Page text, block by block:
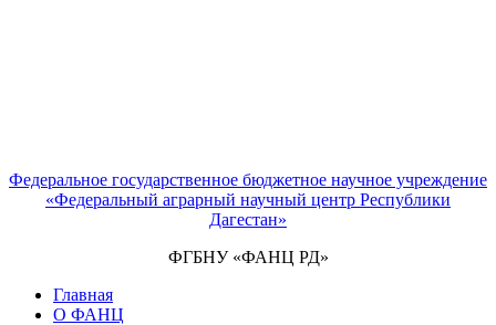
Федеральное государственное бюджетное научное учреждение
«Федеральный аграрный научный центр Республики
Дагестан»
ФГБНУ «ФАНЦ РД»
Главная
О ФАНЦ